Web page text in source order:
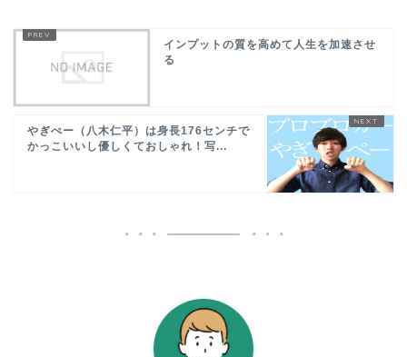
インプットの質を高めて人生を加速させ
る
やぎぺー（八木仁平）は身長176センチで
かっこいいし優しくておしゃれ！写...